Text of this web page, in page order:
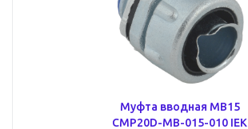
Муфта вводная MB15
CMP20D-MB-015-010 IEK